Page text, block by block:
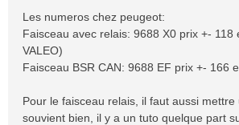
Les numeros chez peugeot:
Faisceau avec relais: 9688 X0 prix +- 118
VALEO)
Faisceau BSR CAN: 9688 EF prix +- 166
Pour le faisceau relais, il faut aussi mettre
souvient bien, il y a un tuto quelque part